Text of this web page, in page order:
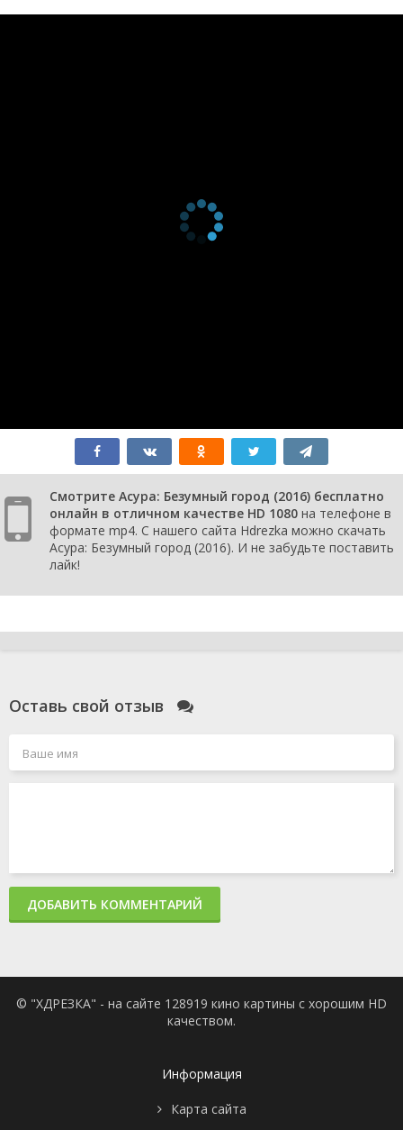
Смотрите Асура: Безумный город (2016) бесплатно
онлайн в отличном качестве HD 1080 на телефоне в
формате mp4. С нашего сайта Hdrezka можно скачать
Асура: Безумный город (2016). И не забудьте поставить
лайк!
Оставь свой отзыв
ДОБАВИТЬ КОММЕНТАРИЙ
© "ХДРЕЗКА" - на сайте 128919 кино картины с хорошим HD
качеством.
Информация
Карта сайта